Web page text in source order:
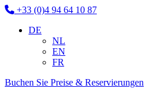
+33 (0)4 94 64 10 87
DE
NL
EN
FR
Buchen Sie Preise & Reservierungen